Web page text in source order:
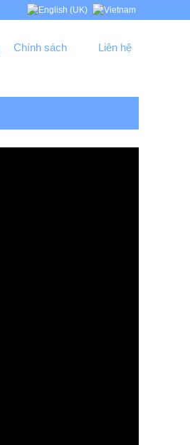
Chính sách Liên hệ